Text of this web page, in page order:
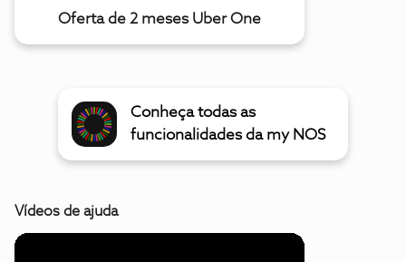
Oferta de 2 meses Uber One
Conheça todas as
funcionalidades da my NOS
Vídeos de ajuda